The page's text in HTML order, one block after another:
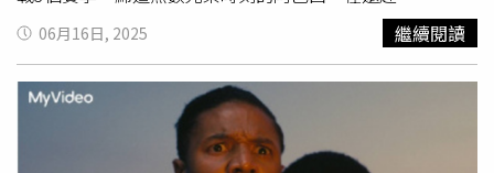
B.League（日本職業籃球聯賽）征戰1年後，帶著更成熟的
技術、更沉穩的心態回到熟悉的舞台，與特務們一同迎接全
新挑戰！「我回來了！」依舊靦腆熟悉的笑容，帶著更多歷
練與信心，回到最初啟程的地方，阿巴西堅定地宣告回歸，
「很開心再度回到中信特攻，就像回到自己熟悉的家，感覺
很踏實、很有歸屬感，中信特攻對我來說不只是一支球隊，
06月16日, 2025 繼續閱讀